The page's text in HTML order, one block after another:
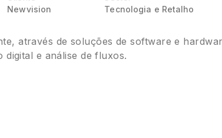
Newvision
Tecnologia e Retalho
através de soluções de software e
e análise de fluxos.